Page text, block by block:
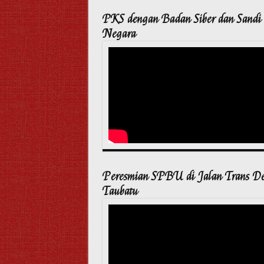
PKS dengan Badan Siber dan Sandi
Negara
Peresmian SPBU di Jalan Trans
Taubatu